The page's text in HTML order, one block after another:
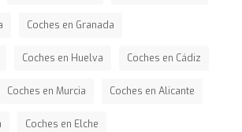
Coches en Granada
Coches en Huelva Coches en Cádiz
Coches en Murcia Coches en Alicante
Coches en Elche